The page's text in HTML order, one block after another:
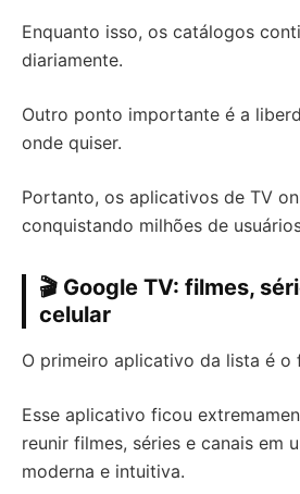
Enquanto isso, os catálogos
diariamente.
Outro ponto importante é a
onde quiser.
Portanto, os aplicativos de TV
conquistando milhões de
🎬 Google TV: filmes,
celular
O primeiro aplicativo da lista é o
Esse aplicativo ficou
reunir filmes, séries e canais em
moderna e intuitiva.